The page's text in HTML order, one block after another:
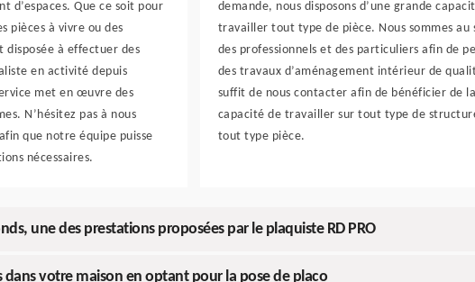
d’espaces. Que ce soit pour
pièces à vivre ou des
disposée à effectuer des
en activité depuis
met en œuvre des
N’hésitez pas à nous
que notre équipe puisse
nécessaires.
demande, nous disposons d’une grande
travailler tout type de pièce. Nous sommes au
des professionnels et des particuliers afin de
des travaux d’aménagement intérieur de
suffit de nous contacter afin de bénéficier de la
capacité de travailler sur tout type de
tout type pièce.
une des prestations proposées par le plaquiste RD PRO
dans votre maison en optant pour la pose de placo